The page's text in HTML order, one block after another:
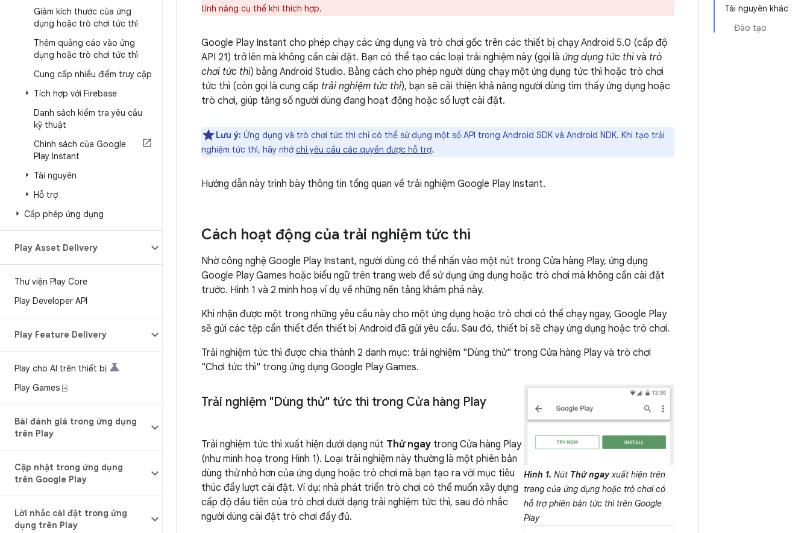
Giảm kích thước của ứng
dụng hoặc trò chơi tức thì
Thêm quảng cáo vào ứng
dụng hoặc trò chơi tức thì
Cung cấp nhiều điểm truy cập
Tích hợp với Firebase
Danh sách kiểm tra yêu cầu
kỹ thuật
Chính sách của Google
Play Instant
Tài nguyên
Hỗ trợ
Cấp phép ứng dụng
Play Asset Delivery
Thư viện Play Core
Play Developer API
Play Feature Delivery
Play cho AI trên thiết bị
Play Games ⍈
Bài đánh giá trong ứng dụng
trên Play
Cập nhật trong ứng dụng
trên Google Play
Lời nhắc cài đặt trong ứng
dụng trên Play
Tài nguyên khác
Đào tạo
tính năng cụ thể khi thích hợp.
Google Play Instant cho phép chạy các ứng dụng và trò chơi gốc trên các thiết bị chạy Android 5.0 (cấp độ
API 21) trở lên mà không cần cài đặt. Bạn có thể tạo các loại trải nghiệm này (gọi là ứng dụng tức thì và trò
chơi tức thì) bằng Android Studio. Bằng cách cho phép người dùng chạy một ứng dụng tức thì hoặc trò chơi
tức thì (còn gọi là cung cấp trải nghiệm tức thì), bạn sẽ cải thiện khả năng người dùng tìm thấy ứng dụng hoặc
trò chơi, giúp tăng số người dùng đang hoạt động hoặc số lượt cài đặt.
Lưu ý: Ứng dụng và trò chơi tức thì chỉ có thể sử dụng một số API trong Android SDK và Android NDK. Khi tạo trải
nghiệm tức thì, hãy nhớchỉ yêu cầu các quyền được hỗ trợ.
Hướng dẫn này trình bày thông tin tổng quan về trải nghiệm Google Play Instant.
Cách hoạt động của trải nghiệm tức thì
Nhờ công nghệ Google Play Instant, người dùng có thể nhấn vào một nút trong Cửa hàng Play, ứng dụng
Google Play Games hoặc biểu ngữ trên trang web để sử dụng ứng dụng hoặc trò chơi mà không cần cài đặt
trước. Hình 1 và 2 minh hoạ ví dụ về những nền tảng khám phá này.
Khi nhận được một trong những yêu cầu này cho một ứng dụng hoặc trò chơi có thể chạy ngay, Google Play
sẽ gửi các tệp cần thiết đến thiết bị Android đã gửi yêu cầu. Sau đó, thiết bị sẽ chạy ứng dụng hoặc trò chơi.
Trải nghiệm tức thì được chia thành 2 danh mục: trải nghiệm "Dùng thử" trong Cửa hàng Play và trò chơi
"Chơi tức thì" trong ứng dụng Google Play Games.
Hình 1. Nút Thử ngayxuất hiện trên
trang của ứng dụng hoặc trò chơi có
hỗ trợ phiên bản tức thì trên Google
Play
Trải nghiệm "Dùng thử" tức thì trong Cửa hàng Play
Trải nghiệm tức thì xuất hiện dưới dạng nút Thử ngay trong Cửa hàng Play
(như minh hoạ trong Hình 1). Loại trải nghiệm này thường là một phiên bản
dùng thử nhỏ hơn của ứng dụng hoặc trò chơi mà bạn tạo ra với mục tiêu
thúc đẩy lượt cài đặt. Ví dụ: nhà phát triển trò chơi có thể muốn xây dựng
cấp độ đầu tiên của trò chơi dưới dạng trải nghiệm tức thì, sau đó nhắc
người dùng cài đặt trò chơi đầy đủ.